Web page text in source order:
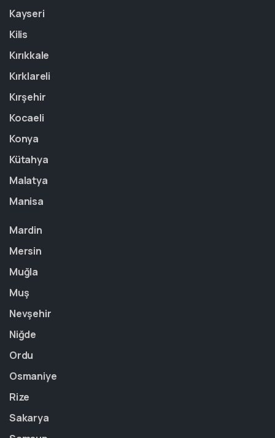
Kayseri
Kilis
Kırıkkale
Kırklareli
Kırşehir
Kocaeli
Konya
Kütahya
Malatya
Manisa
Mardin
Mersin
Muğla
Muş
Nevşehir
Niğde
Ordu
Osmaniye
Rize
Sakarya